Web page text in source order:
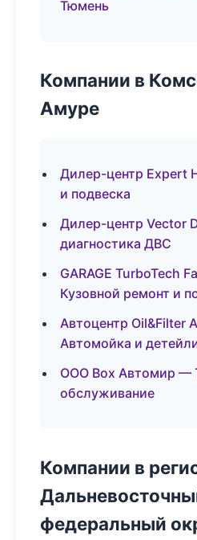
Тюмень
Компании в
Амуре
Дилер-центр Expert
и подвеска
Дилер-центр Vector
диагностика ДВС
GARAGE TurboTech
Кузовной ремонт и
Автоцентр Oil&Filter
Автомойка и
ООО Box Автомир —
обслуживание
Компании в
федеральный